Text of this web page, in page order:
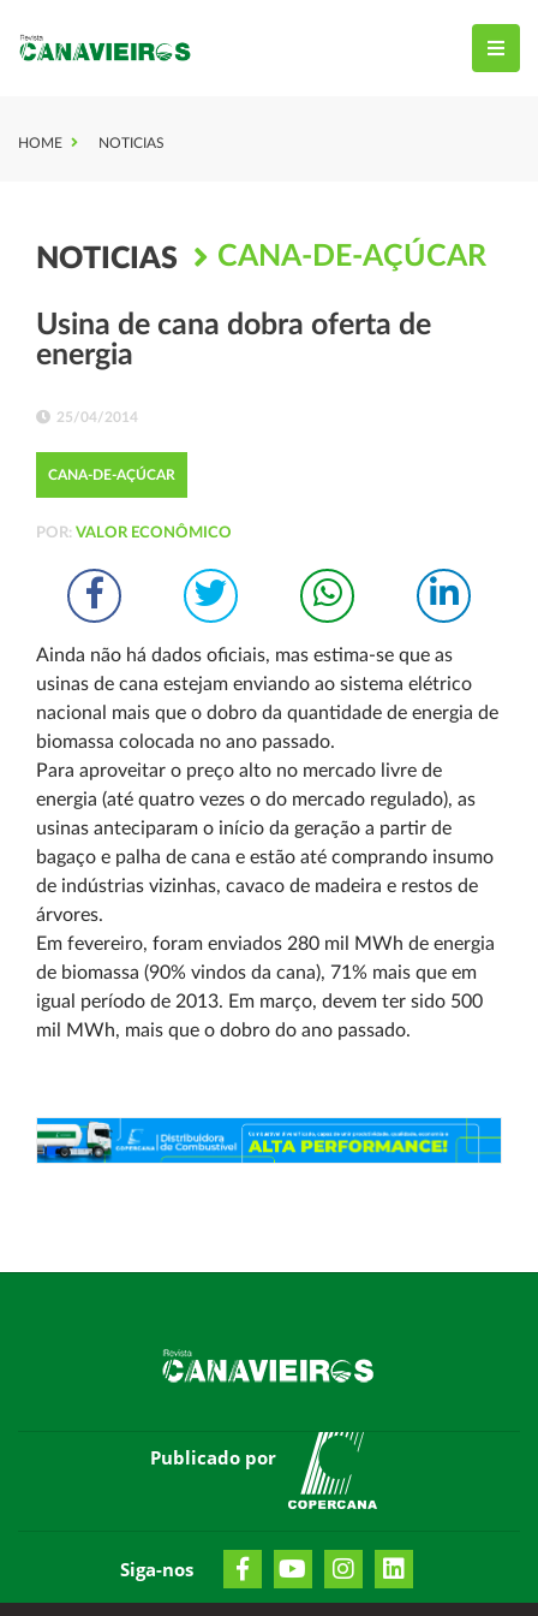
HOME NOTICIAS
NOTICIAS CANA-DE-AÇÚCAR
Usina de cana dobra oferta de
energia
25/04/2014
CANA-DE-AÇÚCAR
POR: VALOR ECONÔMICO
Ainda não há dados oficiais, mas estima-se que as
usinas de cana estejam enviando ao sistema elétrico
nacional mais que o dobro da quantidade de energia de
biomassa colocada no ano passado.
Para aproveitar o preço alto no mercado livre de
energia (até quatro vezes o do mercado regulado), as
usinas anteciparam o início da geração a partir de
bagaço e palha de cana e estão até comprando insumo
de indústrias vizinhas, cavaco de madeira e restos de
árvores.
Em fevereiro, foram enviados 280 mil MWh de energia
de biomassa (90% vindos da cana), 71% mais que em
igual período de 2013. Em março, devem ter sido 500
mil MWh, mais que o dobro do ano passado.
Publicado por
Siga-nos